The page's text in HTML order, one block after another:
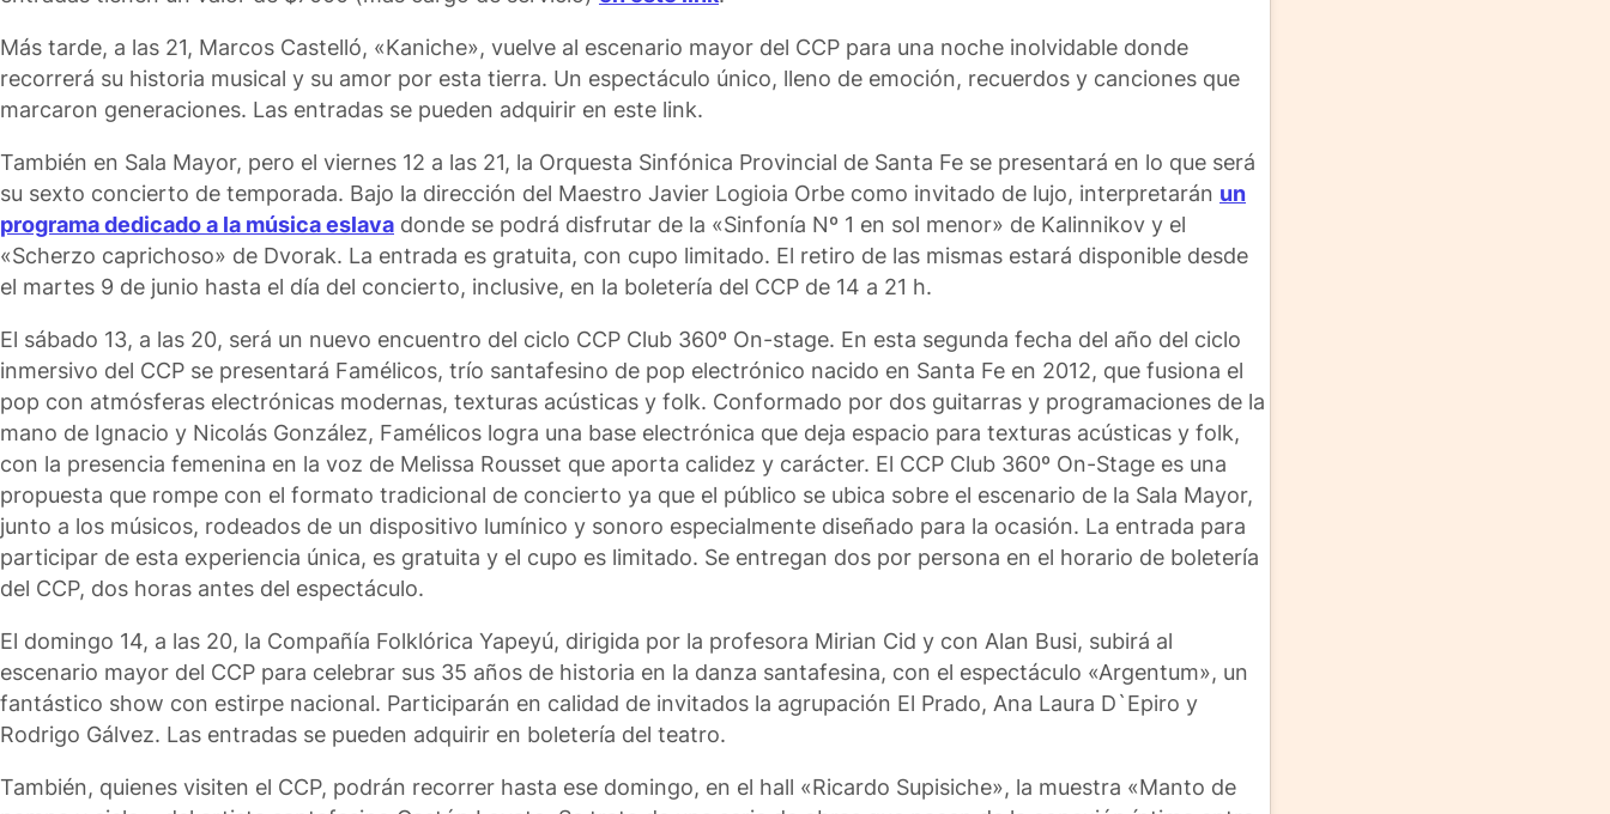
Más tarde, a las 21, Marcos Castelló, «Kaniche», vuelve al escenario mayor del CCP para una noche inolvidable donde
recorrerá su historia musical y su amor por esta tierra. Un espectáculo único, lleno de emoción, recuerdos y canciones que
marcaron generaciones. Las entradas se pueden adquirir en este link.
También en Sala Mayor, pero el viernes 12 a las 21, la Orquesta Sinfónica Provincial de Santa Fe se presentará en lo que será
su sexto concierto de temporada. Bajo la dirección del Maestro Javier Logioia Orbe como invitado de lujo, interpretarán un
programa dedicado a la música eslava donde se podrá disfrutar de la «Sinfonía Nº 1 en sol menor» de Kalinnikov y el
«Scherzo caprichoso» de Dvorak. La entrada es gratuita, con cupo limitado. El retiro de las mismas estará disponible desde
el martes 9 de junio hasta el día del concierto, inclusive, en la boletería del CCP de 14 a 21 h.
El sábado 13, a las 20, será un nuevo encuentro del ciclo CCP Club 360º On-stage. En esta segunda fecha del año del ciclo
inmersivo del CCP se presentará Famélicos, trío santafesino de pop electrónico nacido en Santa Fe en 2012, que fusiona el
pop con atmósferas electrónicas modernas, texturas acústicas y folk. Conformado por dos guitarras y programaciones de la
mano de Ignacio y Nicolás González, Famélicos logra una base electrónica que deja espacio para texturas acústicas y folk,
con la presencia femenina en la voz de Melissa Rousset que aporta calidez y carácter. El CCP Club 360º On-Stage es una
propuesta que rompe con el formato tradicional de concierto ya que el público se ubica sobre el escenario de la Sala Mayor,
junto a los músicos, rodeados de un dispositivo lumínico y sonoro especialmente diseñado para la ocasión. La entrada para
participar de esta experiencia única, es gratuita y el cupo es limitado. Se entregan dos por persona en el horario de boletería
del CCP, dos horas antes del espectáculo.
El domingo 14, a las 20, la Compañía Folklórica Yapeyú, dirigida por la profesora Mirian Cid y con Alan Busi, subirá al
escenario mayor del CCP para celebrar sus 35 años de historia en la danza santafesina, con el espectáculo «Argentum», un
fantástico show con estirpe nacional. Participarán en calidad de invitados la agrupación El Prado, Ana Laura D`Epiro y
Rodrigo Gálvez. Las entradas se pueden adquirir en boletería del teatro.
También, quienes visiten el CCP, podrán recorrer hasta ese domingo, en el hall «Ricardo Supisiche», la muestra «Manto de